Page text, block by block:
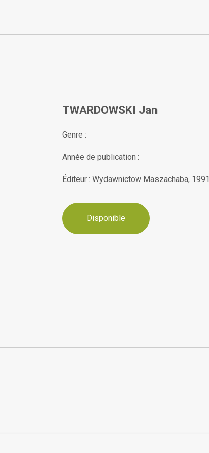
TWARDOWSKI Jan
Genre :
Année de publication :
Éditeur : Wydawnictow Maszachaba, 1991
Disponible